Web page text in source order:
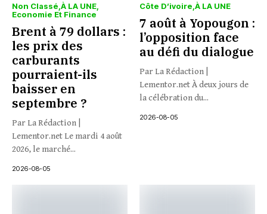
Non Classé À LA UNE
Economie Et Finance
Brent à 79 dollars :
les prix des
carburants
pourraient-ils
baisser en
septembre ?
Par La Rédaction |
Lementor.net Le mardi 4 août
2026, le marché...
2026-08-05
Côte D’ivoire À LA UNE
7 août à Yopougon :
l’opposition face
au défi du dialogue
Par La Rédaction |
Lementor.net À deux jours de
la célébration du...
2026-08-05